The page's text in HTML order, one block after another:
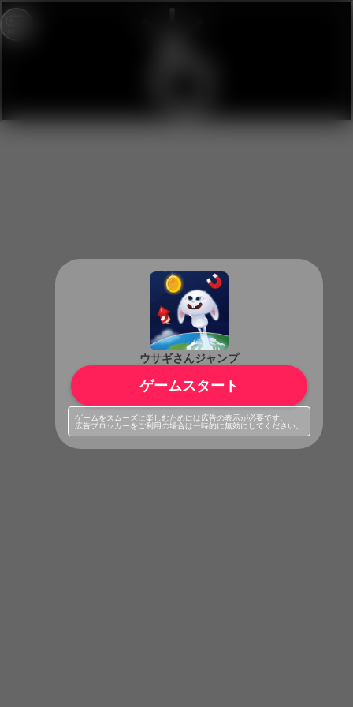
ウサギさんジャンプ
ゲームスタート
ゲームをスムーズに楽しむためには広告の表示が必要です。
広告ブロッカーをご利用の場合は一時的に無効にしてください。